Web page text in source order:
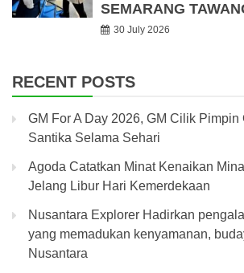
SEMARANG
30 July 2026
RECENT POSTS
GM For A Day 2026, GM Cilik Pimpin
Santika Selama Sehari
Agoda Catatkan Minat Kenaikan
Jelang Libur Hari Kemerdekaan
Nusantara Explorer Hadirkan
yang memadukan kenyamanan,
Nusantara